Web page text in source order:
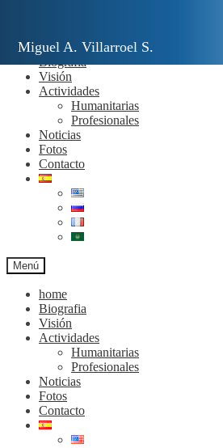
home
Biografia
Visión
Actividades
Humanitarias
Profesionales
Noticias
Fotos
Contacto
Menú
home
Biografia
Visión
Actividades
Humanitarias
Profesionales
Noticias
Fotos
Contacto
Miguel A. Villarroel S.